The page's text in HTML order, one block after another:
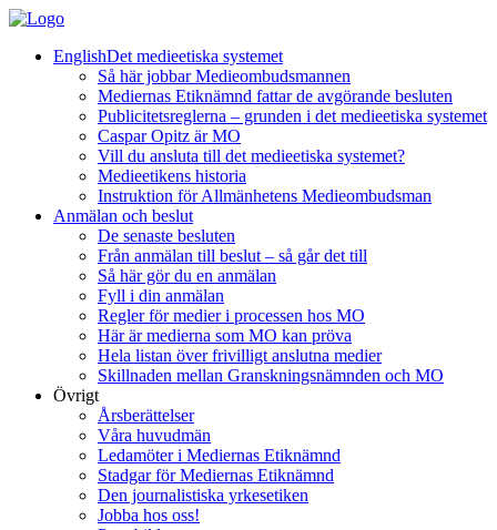
EnglishDet medieetiska systemet
Så här jobbar Medieombudsmannen
Mediernas Etiknämnd fattar de avgörande besluten
Publicitetsreglerna – grunden i det medieetiska systemet
Caspar Opitz är MO
Vill du ansluta till det medieetiska systemet?
Medieetikens historia
Instruktion för Allmänhetens Medieombudsman
Anmälan och beslut
De senaste besluten
Från anmälan till beslut – så går det till
Så här gör du en anmälan
Fyll i din anmälan
Regler för medier i processen hos MO
Här är medierna som MO kan pröva
Hela listan över frivilligt anslutna medier
Skillnaden mellan Granskningsnämnden och MO
Övrigt
Årsberättelser
Våra huvudmän
Ledamöter i Mediernas Etiknämnd
Stadgar för Mediernas Etiknämnd
Den journalistiska yrkesetiken
Jobba hos oss!